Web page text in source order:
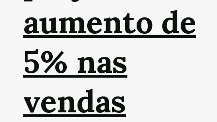
aumento de
5% nas
vendas